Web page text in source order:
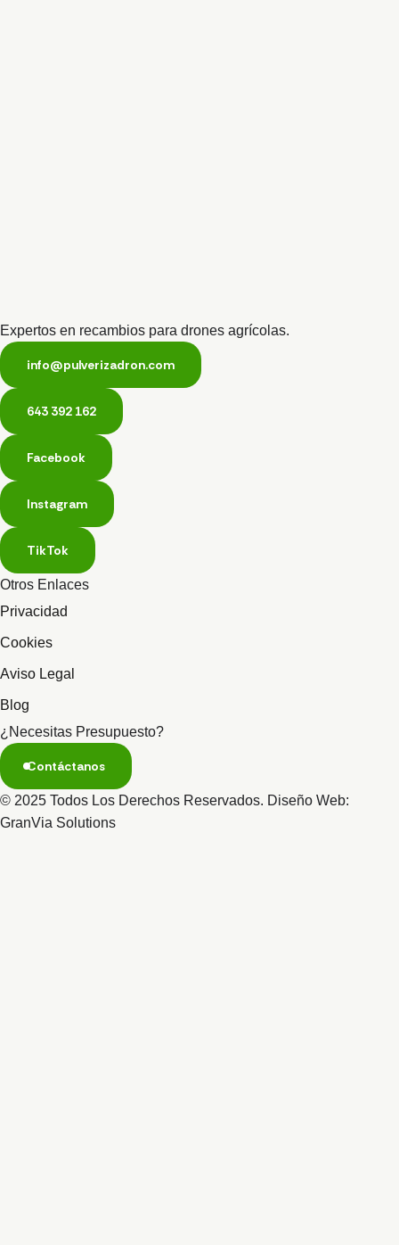
Expertos en recambios para drones agrícolas.
info@pulverizadron.com
643 392 162
Facebook
Instagram
TikTok
Otros Enlaces
Privacidad
Cookies
Aviso Legal
Blog
¿Necesitas Presupuesto?
Contáctanos
© 2025 Todos Los Derechos Reservados. Diseño Web:
GranVia Solutions